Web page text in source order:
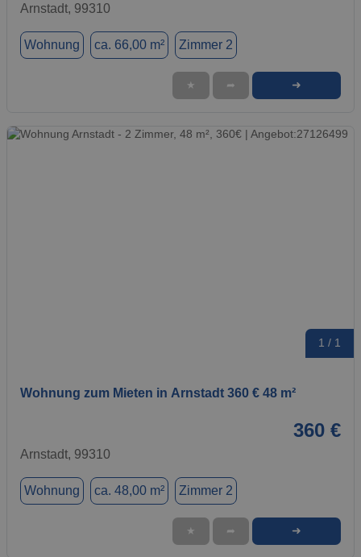
Arnstadt, 99310
Wohnung ca. 66,00 m² Zimmer 2
★ ➦ ➜
1 / 1
Wohnung zum Mieten in Arnstadt 360 € 48 m²
360 €
Arnstadt, 99310
Wohnung ca. 48,00 m² Zimmer 2
★ ➦ ➜